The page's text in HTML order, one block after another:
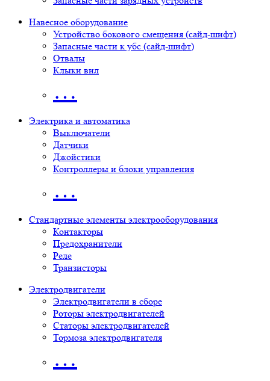
Навесное оборудование
Устройство бокового смещения (сайд-шифт)
Запасные части к убс (сайд-шифт)
Отвалы
Клыки вил
…
Электрика и автоматика
Выключатели
Датчики
Джойстики
Контроллеры и блоки управления
…
Стандартные элементы электрооборудования
Контакторы
Предохранители
Реле
Транзисторы
Электродвигатели
Электродвигатели в сборе
Роторы электродвигателей
Статоры электродвигателей
Тормоза электродвигателя
…